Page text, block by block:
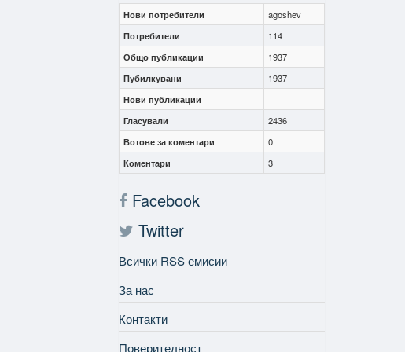
Нови потребители
agoshev
Потребители
114
Общо публикации
1937
Пубилкувани
1937
Нови публикации
Гласували
2436
Вотове за коментари
0
Коментари
3
Facebook
Twitter
Всички RSS емисии
За нас
Контакти
Поверителност